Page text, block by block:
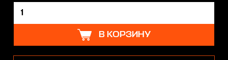
В КОРЗИНУ